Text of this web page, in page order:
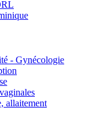
- Gynécologie
allaitement